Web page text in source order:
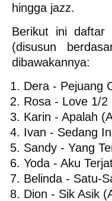
hingga jazz.
Berikut ini daftar
(disusun
dibawakannya:
Dera - Pejuang
Rosa - Love 1/2
Karin - Apalah
Ivan - Sedang
Sandy - Yang
Yoda - Aku
Belinda - Satu-
Dion - Sik Asik